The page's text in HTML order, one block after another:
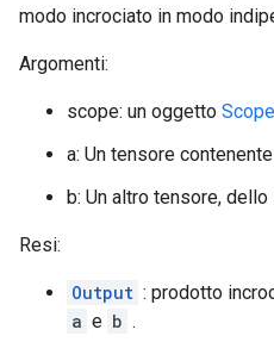
modo incrociato in modo
Argomenti:
scope: un oggetto Scope
a: Un tensore
b: Un altro tensore,
Resi:
Output : prodotto
a e b .